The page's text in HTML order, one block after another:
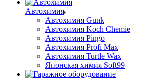
Автохимия
Автохимия Gunk
Автохимия Koch Chemie
Автохимия Pingo
Автохимия Profi Max
Автохимия Turtle Wax
Японская химия Soft99